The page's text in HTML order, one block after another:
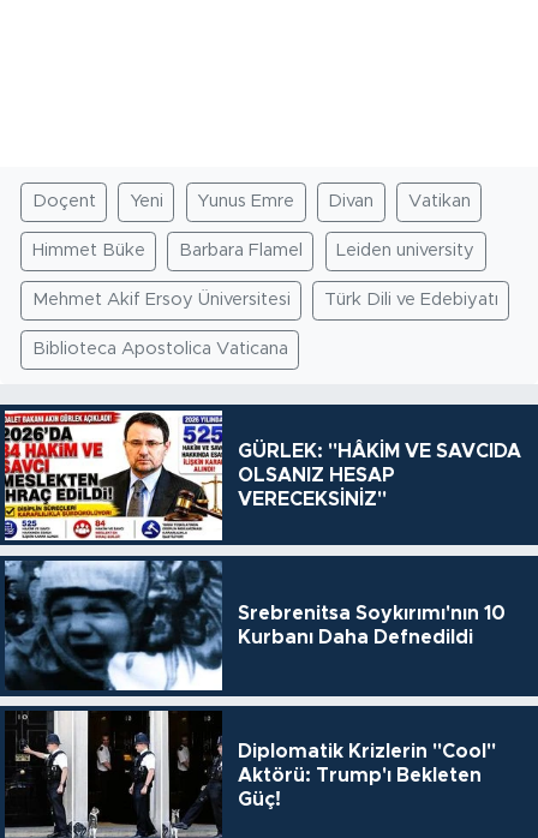
Doçent Yeni Yunus Emre Divan Vatikan
Himmet Büke Barbara Flamel Leiden university
Mehmet Akif Ersoy Üniversitesi Türk Dili ve Edebiyatı
Biblioteca Apostolica Vaticana
GÜRLEK: "HÂKİM VE SAVCIDA
OLSANIZ HESAP
VERECEKSİNİZ"
Srebrenitsa Soykırımı'nın 10
Kurbanı Daha Defnedildi
Diplomatik Krizlerin "Cool"
Aktörü: Trump'ı Bekleten
Güç!